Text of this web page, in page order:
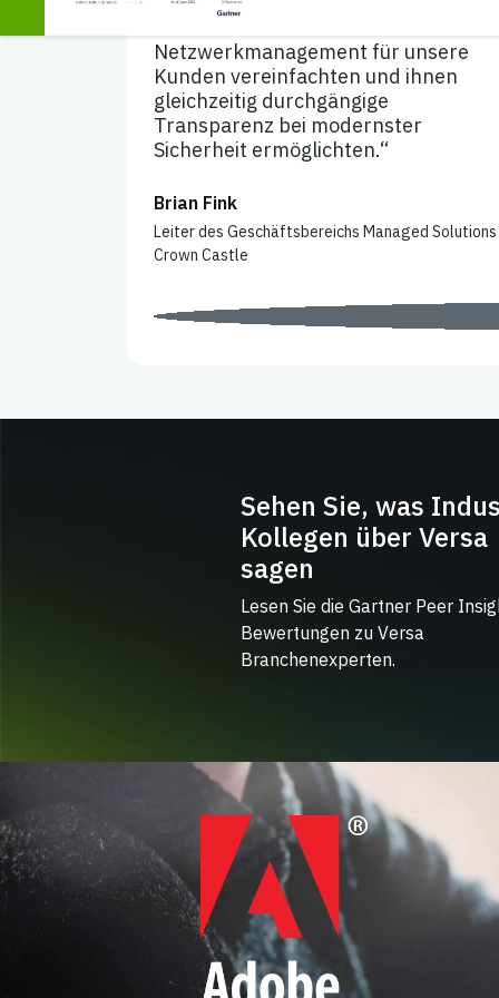
Netzwerkmanagement für unsere
Kunden vereinfachten und ihnen
gleichzeitig durchgängige
Transparenz bei modernster
Sicherheit ermöglichten.“
Brian Fink
Leiter des Geschäftsbereichs Managed Solutions
Crown Castle
Sehen Sie, was
Kollegen über Versa
sagen
Lesen Sie die Gartner Peer
Bewertungen zu Versa
Branchenexperten.